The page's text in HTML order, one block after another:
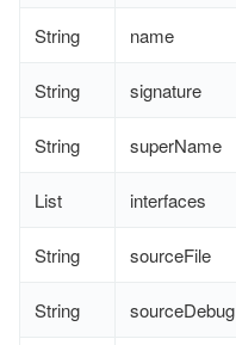
String name
String signature
String superName
List interfaces
String sourceFile
String sourceDebug